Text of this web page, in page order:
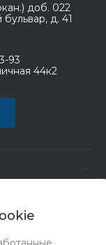
доб. 022
д. 41
93
44к2